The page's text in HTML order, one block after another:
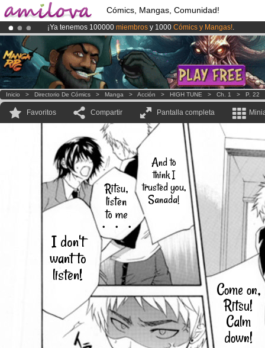
Cómics, Mangas, Comunidad!
¡Ya tenemos 100000 miembros y 1000 Cómics y Mangas!.
¡Conviertete en Premium por3.95 eurosal mes!Hazte Premium ya
El Kickstarter Amilova está desormado lanzado!.
Inicio > Directorio De Cómics > Manga > Acción > HIGH TUNE > Ch. 1 > P. 22
Favoritos Compartir Pantalla completa
Come on,
Ritsu!
Calm
down!
I don't
want to
listen!
Ritsu,
listen
to me
・・・
And to
think I
trusted you,
Sanada!